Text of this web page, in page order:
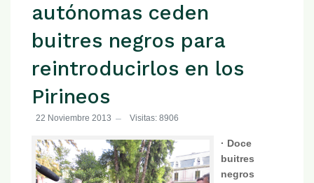
autónomas ceden
buitres negros para
reintroducirlos en los
Pirineos
22 Noviembre 2013 Visitas: 8906
· Doce
buitres
negros